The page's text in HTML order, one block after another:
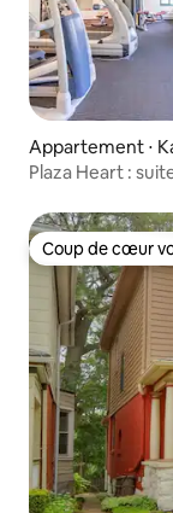
Appartement ⋅
Plaza Heart :
Coup de cœur
Coup de cœur